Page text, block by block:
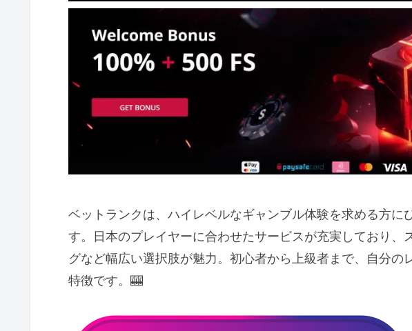
ベットランクは、ハイレベルなギャンブル体験を求める方に
す。日本のプレイヤーに合わせたサービスが充実しており、
グなど幅広い選択肢が魅力。初心者から上級者まで、自分の
特徴です。🎰